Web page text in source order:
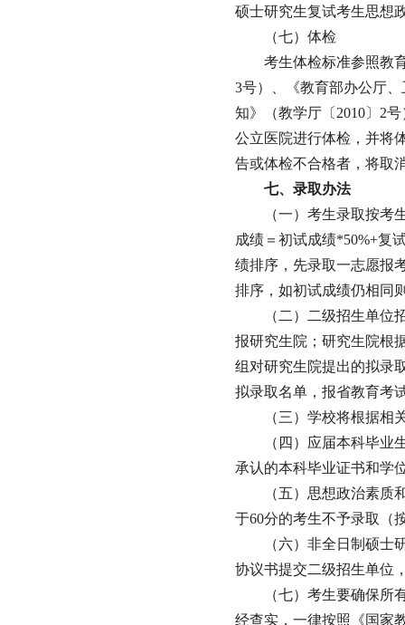
硕士研究生复试考生思想
（七）体检
考生体检标准参照教
3号）、《教育部办公厅
知》（教学厅〔2010〕2
公立医院进行体检，并将
告或体检不合格者，将取
七、录取办法
（一）考生录取按
成绩＝初试成绩*50%+复
绩排序，先录取一志愿报
排序，如初试成绩仍相同
（二）二级招生单
报研究生院；研究生院根
组对研究生院提出的拟录
拟录取名单，报省教育考
（三）学校将根据
（四）应届本科毕
承认的本科毕业证书和学
（五）思想政治素
于60分的考生不予录取（
（六）非全日制硕
协议书提交二级招生单位
（七）考生要确保
经查实，一律按照《国家